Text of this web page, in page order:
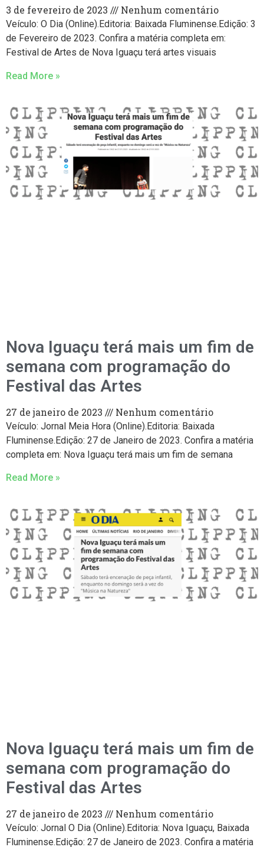
3 de fevereiro de 2023 Nenhum comentário
Veículo: O Dia (Online).Editoria: Baixada Fluminense.Edição: 3
de Fevereiro de 2023. Confira a matéria completa em:
Festival de Artes de Nova Iguaçu terá artes visuais
Read More »
Nova Iguaçu terá mais um fim de
semana com programação do
Festival das Artes
27 de janeiro de 2023 Nenhum comentário
Veículo: Jornal Meia Hora (Online).Editoria: Baixada
Fluminense.Edição: 27 de Janeiro de 2023. Confira a matéria
completa em: Nova Iguaçu terá mais um fim de semana
Read More »
Nova Iguaçu terá mais um fim de
semana com programação do
Festival das Artes
27 de janeiro de 2023 Nenhum comentário
Veículo: Jornal O Dia (Online).Editoria: Nova Iguaçu, Baixada
Fluminense.Edição: 27 de Janeiro de 2023. Confira a matéria